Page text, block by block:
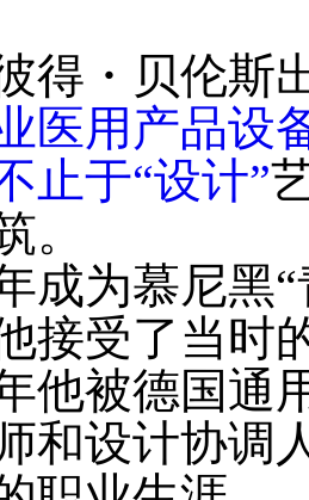
・贝伦斯出
医用产品设
止于“设计”
。
成为慕尼黑
接受了当时
他被德国通
和设计协调